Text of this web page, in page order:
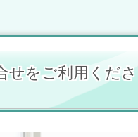
せをご利用くださ